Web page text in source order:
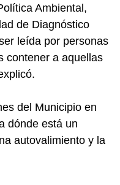
Ambiental,
de Diagnóstico
leída por personas
contener a aquellas
del Municipio en
dónde está un
autovalimiento y la